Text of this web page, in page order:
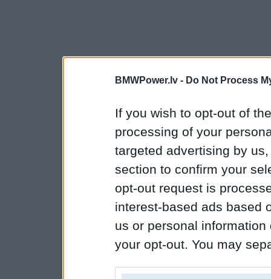
BMWPower.lv - Do Not Process
If you wish to opt-out of
processing of your
targeted advertising by
section to confirm your
opt-out request is
interest-based ads based
us or personal
your opt-out. You may